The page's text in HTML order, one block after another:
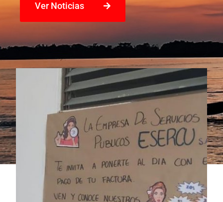
Ver Noticias